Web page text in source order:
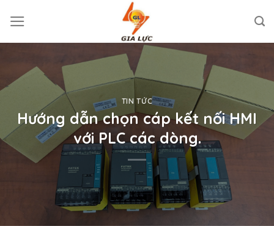
content
TIN TỨC
Hướng dẫn chọn cáp kết nối HMI
với PLC các dòng.